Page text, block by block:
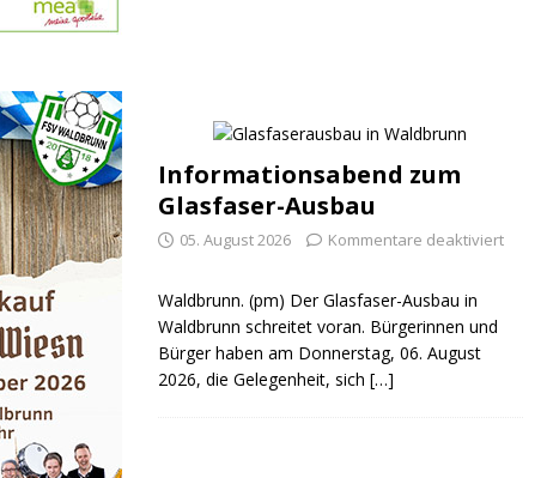
Informationsabend zum
Glasfaser-Ausbau
05. August 2026 Kommentare deaktiviert
Waldbrunn. (pm) Der Glasfaser-Ausbau in
Waldbrunn schreitet voran. Bürgerinnen und
Bürger haben am Donnerstag, 06. August
2026, die Gelegenheit, sich […]